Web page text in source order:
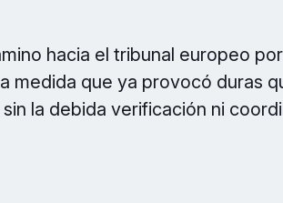
hacia el tribunal europeo
medida que ya provocó duras
la debida verificación ni